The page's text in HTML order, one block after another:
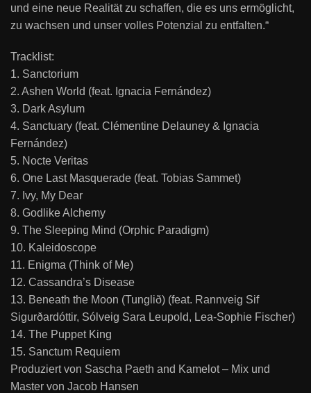
und eine neue Realität zu schaffen, die es uns ermöglicht,
zu wachsen und unser volles Potenzial zu entfalten.“
Tracklist:
1. Sanctorium
2. Ashen World (feat. Ignacia Fernández)
3. ⁠Dark Asylum
4. Sanctuary (feat. Clémentine Delauney & Ignacia
Fernández)
5. Nocte Veritas
6. One Last Masquerade (feat. Tobias Sammet)
7. ⁠Ivy, My Dear
8. Godlike Alchemy
9. The Sleeping Mind (Orphic Paradigm)
10. Kaleidoscope
11. Enigma (Think of Me)
12. Cassandra’s Disease
13. Beneath the Moon (Tunglið) (feat. Rannveig Sif
Sigurðardóttir, Sólveig Sara Leupold, Lea-Sophie Fischer)
14. ⁠The Puppet King
15. ⁠Sanctum Requiem
Produziert von Sascha Paeth and Kamelot – Mix und
Master von Jacob Hansen